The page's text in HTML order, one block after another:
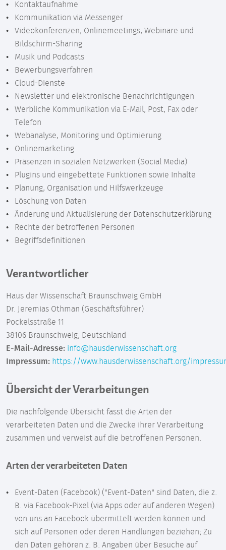
Kontaktaufnahme
Kommunikation via Messenger
Videokonferenzen, Onlinemeetings, Webinare und
Bildschirm-Sharing
Musik und Podcasts
Bewerbungsverfahren
Cloud-Dienste
Newsletter und elektronische Benachrichtigungen
Werbliche Kommunikation via E-Mail, Post, Fax oder
Telefon
Webanalyse, Monitoring und Optimierung
Onlinemarketing
Präsenzen in sozialen Netzwerken (Social Media)
Plugins und eingebettete Funktionen sowie Inhalte
Planung, Organisation und Hilfswerkzeuge
Löschung von Daten
Änderung und Aktualisierung der Datenschutzerklärung
Rechte der betroffenen Personen
Begriffsdefinitionen
Verantwortlicher
Haus der Wissenschaft Braunschweig GmbH
Dr. Jeremias Othman (Geschäftsführer)
Pockelsstraße 11
38106 Braunschweig, Deutschland
E-Mail-Adresse: info@hausderwissenschaft.org
Impressum: https://www.hausderwissenschaft.org/
Übersicht der Verarbeitungen
Die nachfolgende Übersicht fasst die Arten der
verarbeiteten Daten und die Zwecke ihrer Verarbeitung
zusammen und verweist auf die betroffenen Personen.
Arten der verarbeiteten Daten
Event-Daten (Facebook) ("Event-Daten" sind Daten, die z.
B. via Facebook-Pixel (via Apps oder auf anderen Wegen)
von uns an Facebook übermittelt werden können und
sich auf Personen oder deren Handlungen beziehen; Zu
den Daten gehören z. B. Angaben über Besuche auf